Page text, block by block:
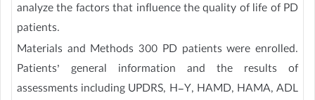
analyze the factors that influence the quality of life of PD
patients.
Materials and Methods 300 PD patients were enrolled.
Patients’ general information and the results of
assessments including UPDRS, H-Y, HAMD, HAMA, ADL